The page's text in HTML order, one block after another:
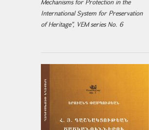
Mechanisms for Protection in the
International System for Preservation
of Heritage", VEM series No. 6